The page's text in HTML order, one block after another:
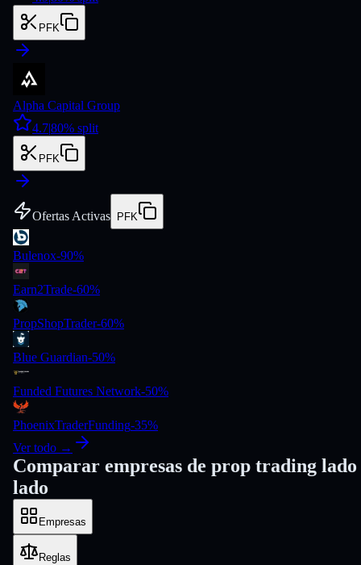
PFK
Alpha Capital Group
4.7|80% split
PFK
Ofertas Activas PFK
Bulenox-90%
Earn2Trade-60%
PropShopTrader-60%
Blue Guardian-50%
Funded Futures Network-50%
PhoenixTraderFunding-35%
Ver todo →
Comparar empresas de prop trading lado
lado
Empresas
Reglas